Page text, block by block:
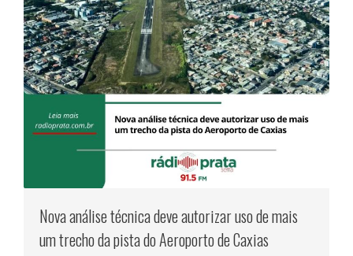
Nova análise técnica deve autorizar uso de mais
um trecho da pista do Aeroporto de Caxias